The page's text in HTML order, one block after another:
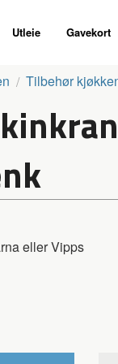
Utleie Gavekort
Tilbehør
eller Vipps